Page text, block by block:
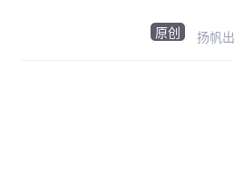
原创 扬帆